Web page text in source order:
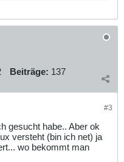
Beiträge: 137
#3
gesucht habe.. Aber ok
versteht (bin ich net) ja
wo bekommt man